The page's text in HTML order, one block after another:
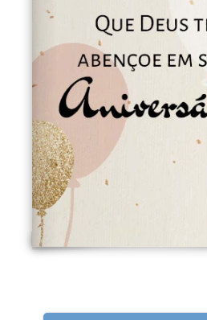
Aqui vai sua mensagem